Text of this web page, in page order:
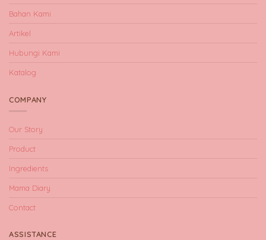
Bahan Kami
Artikel
Hubungi Kami
Katalog
COMPANY
Our Story
Product
Ingredients
Mama Diary
Contact
ASSISTANCE